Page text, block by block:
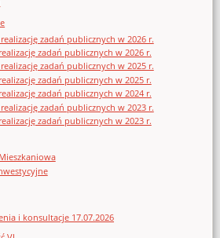
zadań publicznych w 2026 r.
zadań publicznych w 2026 r.
zadań publicznych w 2025 r.
zadań publicznych w 2025 r.
zadań publicznych w 2024 r.
zadań publicznych w 2023 r.
zadań publicznych w 2023 r.
i konsultacje 17.07.2026